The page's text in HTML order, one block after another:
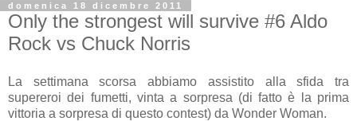
domenica 18 dicembre 2011
Only the strongest will survive #6 Aldo
Rock vs Chuck Norris
La settimana scorsa abbiamo assistito alla sfida tra
supereroi dei fumetti, vinta a sorpresa (di fatto è la prima
vittoria a sorpresa di questo contest) da Wonder Woman.